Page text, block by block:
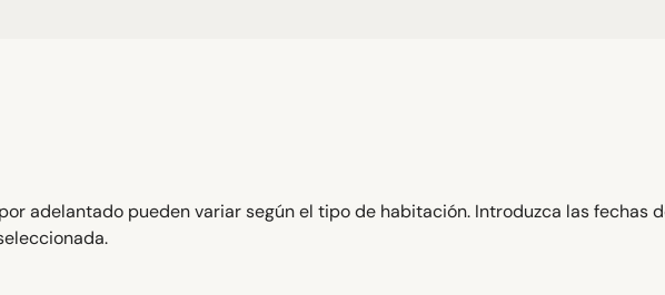
adelantado pueden variar según el tipo de habitación. Introduzca las fechas